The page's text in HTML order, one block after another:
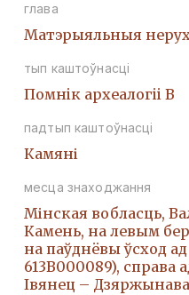
глава
Матэрыяльныя
тып каштоўнасці
Помнiк археалогii В
падтып каштоўнасці
Камяні
месца знаходжання
Мінская вобласць,
Камень, на левым
на паўднёвы ўсход
613В000089), справа
Івянец –